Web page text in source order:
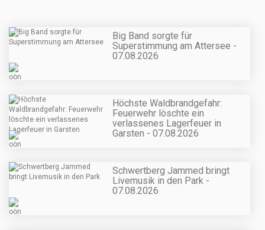
Big Band sorgte für
Superstimmung am Attersee -
07.08.2026
Höchste Waldbrandgefahr:
Feuerwehr löschte ein
verlassenes Lagerfeuer in
Garsten - 07.08.2026
Schwertberg Jammed bringt
Livemusik in den Park -
07.08.2026